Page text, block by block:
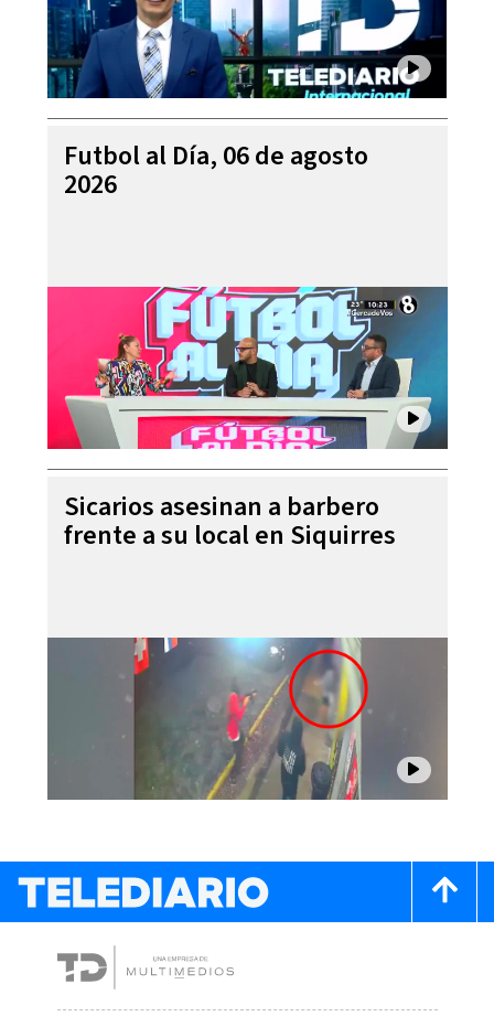
Futbol al Día, 06 de agosto
2026
Sicarios asesinan a barbero
frente a su local en Siquirres